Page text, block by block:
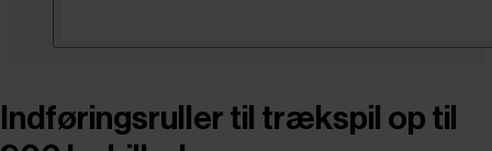
Indføringsruller til trækspil op til